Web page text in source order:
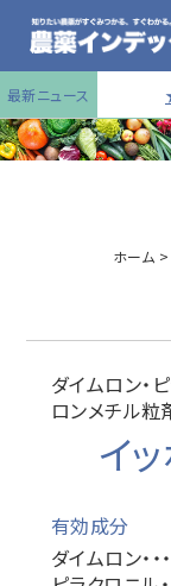
最新ニュース
ホーム
ダイムロン・
ロンメチル粒
イ
有効成分
ダイムロン・・・